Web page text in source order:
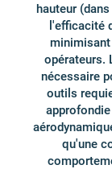
hauteur
l'efficacité
opérateurs.
nécessaire
outils
qu'une